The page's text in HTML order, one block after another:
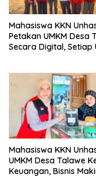
Mahasiswa KKN
Petakan UMKM Desa
Secara Digital, Setiap
Mahasiswa KKN
UMKM Desa Talawe
Keuangan, Bisnis